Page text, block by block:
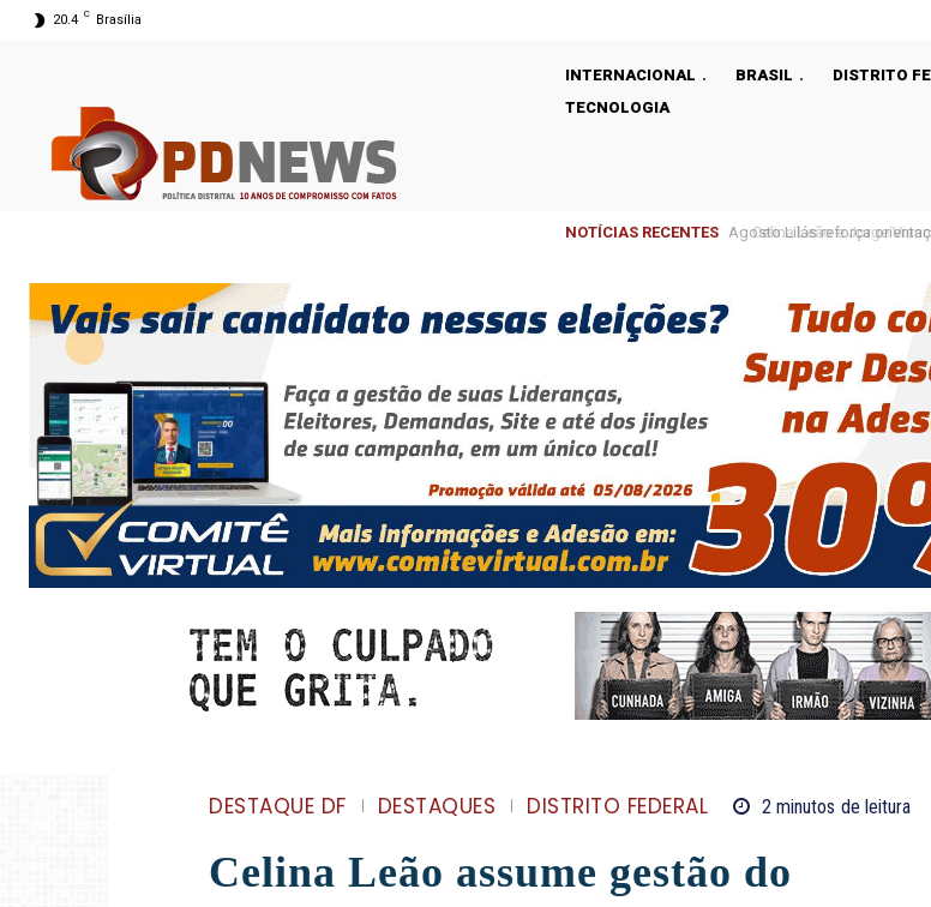
20.4 C Brasília
INTERNACIONAL BRASIL DISTRITO
TECNOLOGIA
NOTÍCIAS RECENTES Celina Leão e Jorge
DESTAQUE DF DESTAQUES DISTRITO FEDERAL 2 minutos de leitura
Celina Leão assume gestão do